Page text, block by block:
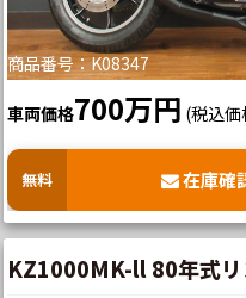
商品番号：K08347
車両価格700万円 (税込
無料 在庫確
KZ1000MK-ll 80年式